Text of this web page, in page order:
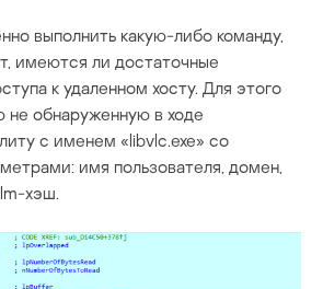
выполнить какую-либо команду,
имеются ли достаточные
к удаленном хосту. Для этого
не обнаруженную в ходе
с именем «libvlc.exe» со
имя пользователя, домен,
хэш.